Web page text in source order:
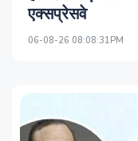
एक्सप्रेसवे
06-08-26 08:08:31PM